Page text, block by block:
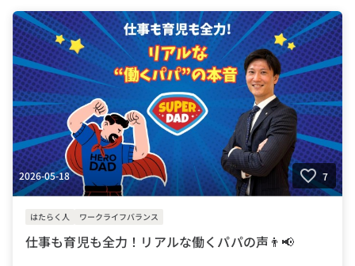
2026-05-18 7
はたらく人 ワークライフバランス
仕事も育児も全力！リアルな働くパパの声👨📢